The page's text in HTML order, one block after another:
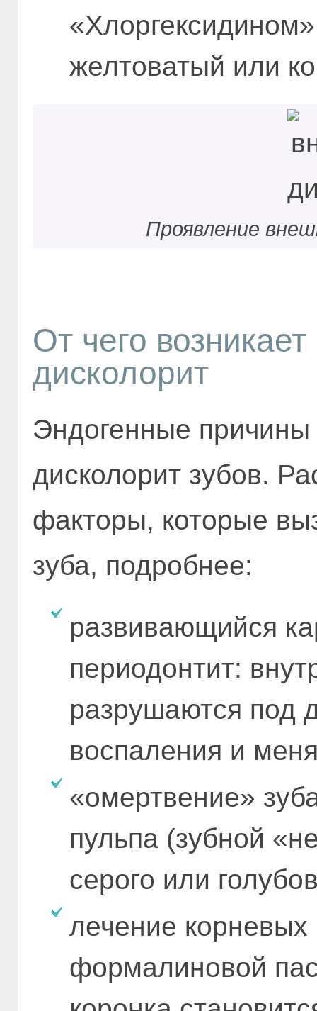
желтоватый или
Проявление
От чего
дисколорит
Эндогенные
дисколорит зубов.
факторы, которые
зуба, подробнее:
развивающийся
периодонтит:
разрушаются под
воспаления и
«омертвение»
пульпа (зубной
серого или
лечение
формалиновой